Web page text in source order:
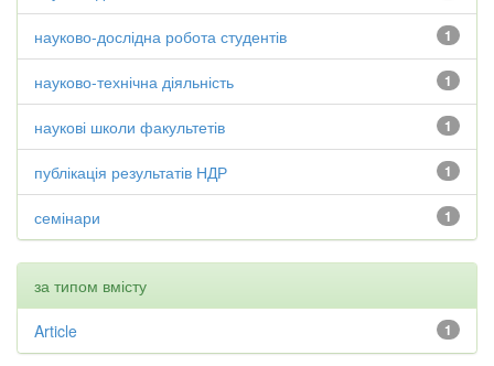
1
науково-дослідна робота студентів
1
науково-технічна діяльність
1
наукові школи факультетів
1
публікація результатів НДР
1
семінари
за типом вмісту
1
Article